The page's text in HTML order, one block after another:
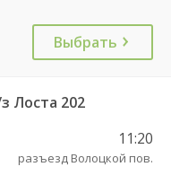
Выбрать
Лоста 202
11:20
разъезд Волоцкой пов.